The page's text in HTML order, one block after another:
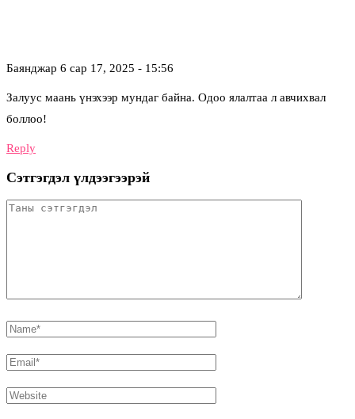
Баянджар 6 сар 17, 2025 - 15:56
Залуус маань үнэхээр мундаг байна. Одоо ялалтаа л авчихвал
боллоо!
Reply
Сэтгэгдэл үлдээгээрэй